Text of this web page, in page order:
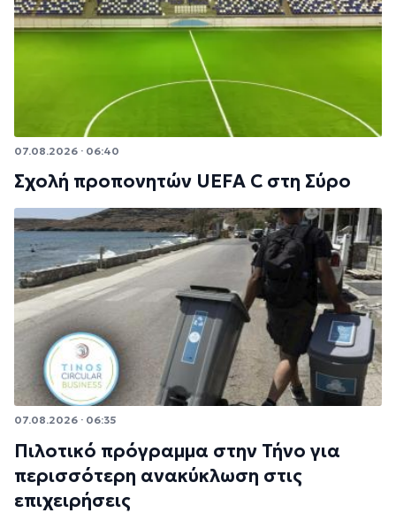
07.08.2026 · 06:40
Σχολή προπονητών UEFA C στη Σύρο
07.08.2026 · 06:35
Πιλοτικό πρόγραμμα στην Τήνο για
περισσότερη ανακύκλωση στις
επιχειρήσεις